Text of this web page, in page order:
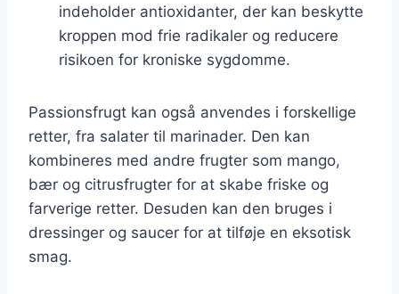
indeholder antioxidanter, der kan beskytte
kroppen mod frie radikaler og reducere
risikoen for kroniske sygdomme.
Passionsfrugt kan også anvendes i forskellige
retter, fra salater til marinader. Den kan
kombineres med andre frugter som mango,
bær og citrusfrugter for at skabe friske og
farverige retter. Desuden kan den bruges i
dressinger og saucer for at tilføje en eksotisk
smag.